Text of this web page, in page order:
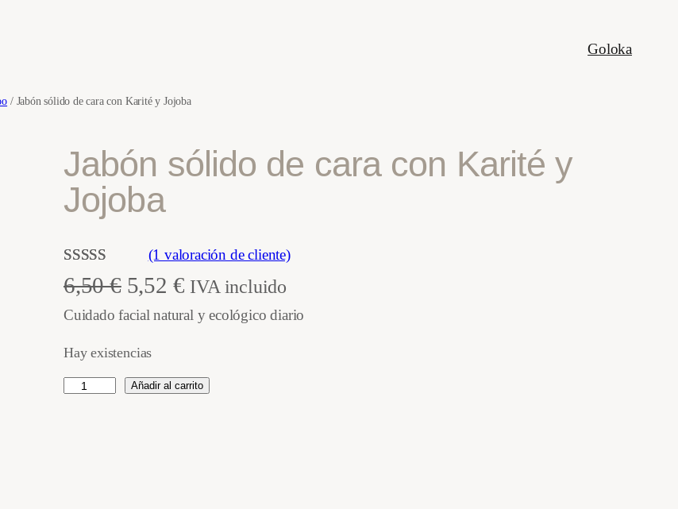
Goloka
/ Jabón sólido de cara con Karité y Jojoba
Jabón sólido de cara con Karité y
Jojoba
Valorado con
5.00
1
valoración de
un cliente
(1 valoración de cliente)
6,50€ E
l
p
r
5,52 €E
l
r
IVA incluido
Cuidado facial natural y ecológico diario
Hay existencias
Añadir al carrito